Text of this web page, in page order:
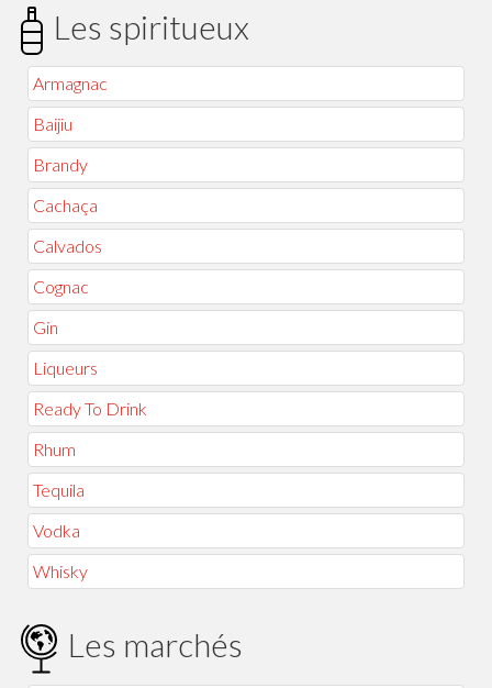
Les spiritueux
Armagnac
Baijiu
Brandy
Cachaça
Calvados
Cognac
Gin
Liqueurs
Ready To Drink
Rhum
Tequila
Vodka
Whisky
Les marchés